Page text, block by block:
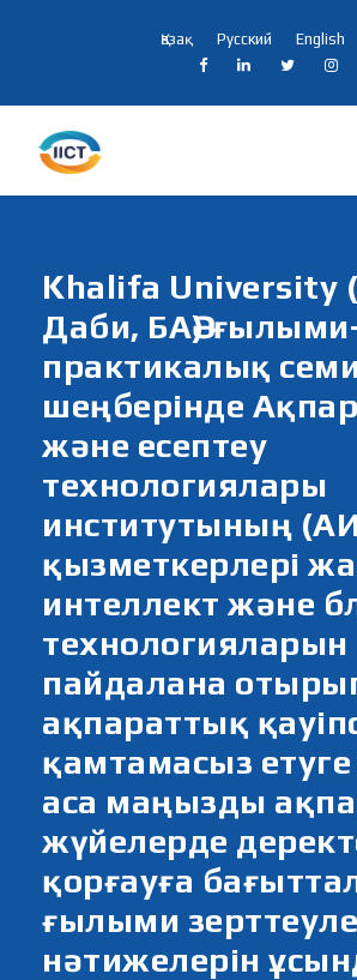
Қазақ Русский English
Khalifa University
Даби, БАӘ)
практикалық
шеңберінде
және есептеу
технологиялары
институтының
қызметкерлері
интеллект және
технологияларын
пайдалана
ақпараттық
қамтамасыз
аса маңызды
жүйелерде
қорғауға
ғылыми
нәтижелерін